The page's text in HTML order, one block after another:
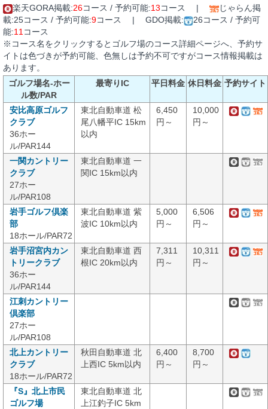
楽天GORA掲載:26コース / 予約可能:13コース |
じゃらん掲
載:25コース / 予約可能:9コース | GDO掲載:
26コース / 予約可
能:11コース
※コース名をクリックするとゴルフ場のコース詳細ページへ、予約サ
イトは色づきが予約可能、色無しは予約不可ですがコース情報掲載は
あります。
ゴルフ場名-ホー
ル数/PAR
最寄りIC 平日料金 休日料金 予約サイト
安比高原ゴルフ
クラブ
36ホー
ル/PAR144
東北自動車道 松
尾八幡平IC 15km
以内
6,450
円～
10,000
円～
一関カントリー
クラブ
27ホー
ル/PAR108
東北自動車道 一
関IC 15km以内
岩手ゴルフ倶楽
部
18ホール/PAR72
東北自動車道 紫
波IC 10km以内
5,000
円～
6,506
円～
岩手沼宮内カン
トリークラブ
36ホー
ル/PAR144
東北自動車道 西
根IC 20km以内
7,311
円～
10,311
円～
江刺カントリー
倶楽部
27ホー
ル/PAR108
北上カントリー
クラブ
18ホール/PAR72
秋田自動車道 北
上西IC 5km以内
6,400
円～
8,700
円～
『S』北上市民
ゴルフ場
東北自動車道 北
上江釣子IC 5km